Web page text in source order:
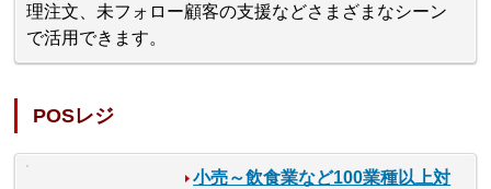
理注文、未フォロー顧客の支援などさまざまなシーン
で活用できます。
POSレジ
小売～飲食業など100業種以上対